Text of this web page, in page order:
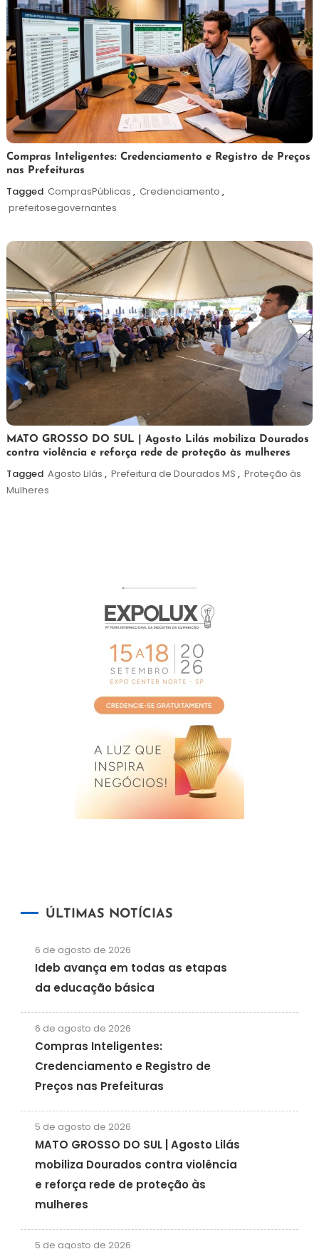
6
de
agosto
2026
Redação
Compras Inteligentes: Credenciamento e Registro de Preços
nas Prefeituras
Tagged ComprasPúblicas , Credenciamento ,
prefeitosegovernantes
5
de
agosto
de
Maurilio
MATO GROSSO DO SUL | Agosto Lilás mobiliza Dourados
contra violência e reforça rede de proteção às mulheres
Tagged Agosto Lilás , Prefeitura de Dourados MS , Proteção às
Mulheres
ÚLTIMAS NOTÍCIAS
6 de agosto de 2026
Ideb avança em todas as etapas
da educação básica
6 de agosto de 2026
Compras Inteligentes:
Credenciamento e Registro de
Preços nas Prefeituras
5 de agosto de 2026
MATO GROSSO DO SUL | Agosto Lilás
mobiliza Dourados contra violência
e reforça rede de proteção às
mulheres
5 de agosto de 2026